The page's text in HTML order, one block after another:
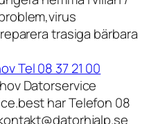
trasiga bärbara
Tel 08 37 21 00
Datorservice
har Telefon 08